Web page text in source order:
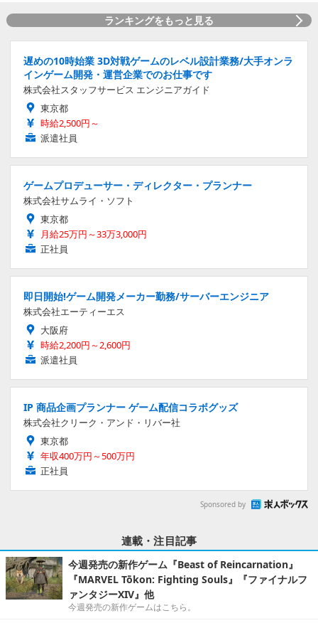
ランキングをもっと見る
遅めの10時始業 3D対戦ゲームのレベル設計業務/大手オンラ
インゲーム開発・運営企業でのお仕事です
株式会社スタッフサービス エンジニアガイド
東京都
時給2,500円～
派遣社員
ゲームプロデューサー・ディレクター・プランナー
株式会社サムライ・ソフト
東京都
月給25万円～33万3,000円
正社員
即日開始!ゲーム開発メーカー勤務/サーバーエンジニア
株式会社エーティーエス
大阪府
時給2,200円～2,600円
派遣社員
IP 商品企画プランナー ゲーム配信コラボグッズ
株式会社クリーク・アンド・リバー社
東京都
年収400万円～500万円
正社員
Sponsored by
連載・注目記事
今週発売の新作ゲーム『Beast of Reincarnation』
『MARVEL Tōkon: Fighting Souls』『ファイナルフ
ァンタジーXIV』他
今週発売の新作ゲームはこちら。